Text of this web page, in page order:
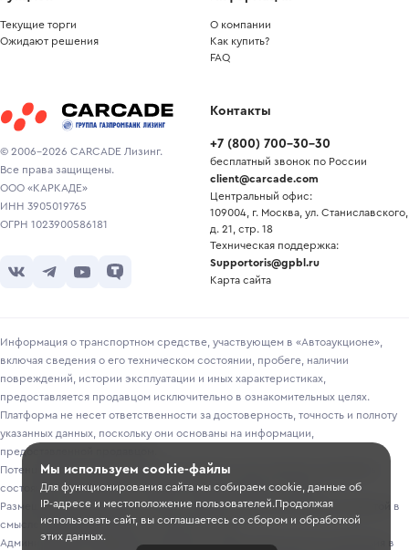
© 2006-2026 CARCADE Лизинг.
Все права защищены.
ООО «КАРКАДЕ»
ИНН 3905019765
ОГРН 1023900586181
Текущие торги
Ожидают решения
О компании
Как купить?
FAQ
Контакты
+7 (800) 700-30-30
бесплатный звонок по России
client@carcade.com
Центральный офис:
109004, г. Москва, ул. Станиславского,
д. 21, стр. 18
Техническая поддержка:
Supportoris@gpbl.ru
Карта сайта
Информация о транспортном средстве, участвующем в «Автоаукционе»,
включая сведения о его техническом состоянии, пробеге, наличии
повреждений, истории эксплуатации и иных характеристиках,
предоставляется продавцом исключительно в ознакомительных целях.
Платформа не несет ответственности за достоверность, точность и полноту
указанных данных, поскольку они основаны на информации,
предоставленной продавцом.
Потенциальным покупателям рекомендуется самостоятельно проверять
состояние транспортного средства перед участием в торгах.
Размещение информации о лотах на сайте не является публичной офертой в
смысле, предусмотренном ст. 435-437 ГК РФ.
Администрация Платформы оставляет за собой право вносить изменения в
Мы используем cookie-файлы
Для функционирования сайта мы собираем cookie, данные об
IP-адресе и местоположение пользователей.Продолжая
использовать сайт, вы соглашаетесь со сбором и обработкой
этих данных.